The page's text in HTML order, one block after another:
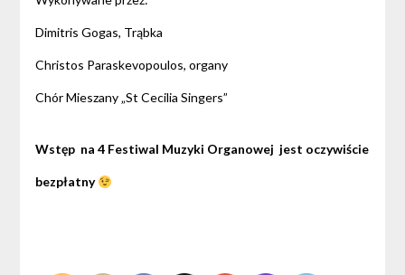
Dimitris Gogas, Trąbka
Christos Paraskevopoulos, organy
Chór Mieszany „St Cecilia Singers”
Wstęp na 4 Festiwal Muzyki Organowej jest oczywiście
bezpłatny